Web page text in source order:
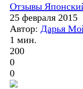
Отзывы
25 февраля 2015
Автор: Дарья
1 мин.
200
0
0